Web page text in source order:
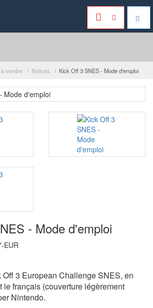
vendre Notices Kick Off 3 SNES - Mode d'emploi
- Mode d'emploi
EUR
3 European Challenge SNES, en
le français (couverture légèrement
Nintendo.